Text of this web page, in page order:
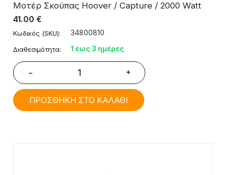
Μοτέρ Σκούπας Hoover / Capture / 2000 Watt
41.00 €
Κωδικός (SKU): 34800810
Διαθεσιμότητα: 1 έως 3 ημέρες
− +
ΠΡΟΣΘΗΚΗ ΣΤΟ ΚΑΛΑΘΙ